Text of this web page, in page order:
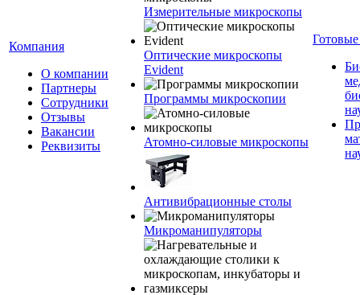
Компания
О компании
Партнеры
Сотрудники
Отзывы
Вакансии
Реквизиты
Измерительные микроскопы
Оптические микроскопы
Evident
Программы микроскопии
Атомно-силовые микроскопы
Антивибрационные столы
Микроманипуляторы